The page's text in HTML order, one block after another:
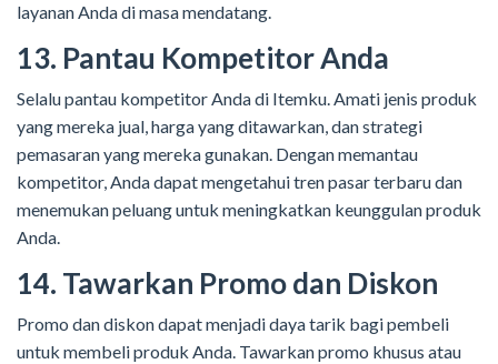
layanan Anda di masa mendatang.
13. Pantau Kompetitor Anda
Selalu pantau kompetitor Anda di Itemku. Amati jenis produk
yang mereka jual, harga yang ditawarkan, dan strategi
pemasaran yang mereka gunakan. Dengan memantau
kompetitor, Anda dapat mengetahui tren pasar terbaru dan
menemukan peluang untuk meningkatkan keunggulan produk
Anda.
14. Tawarkan Promo dan Diskon
Promo dan diskon dapat menjadi daya tarik bagi pembeli
untuk membeli produk Anda. Tawarkan promo khusus atau